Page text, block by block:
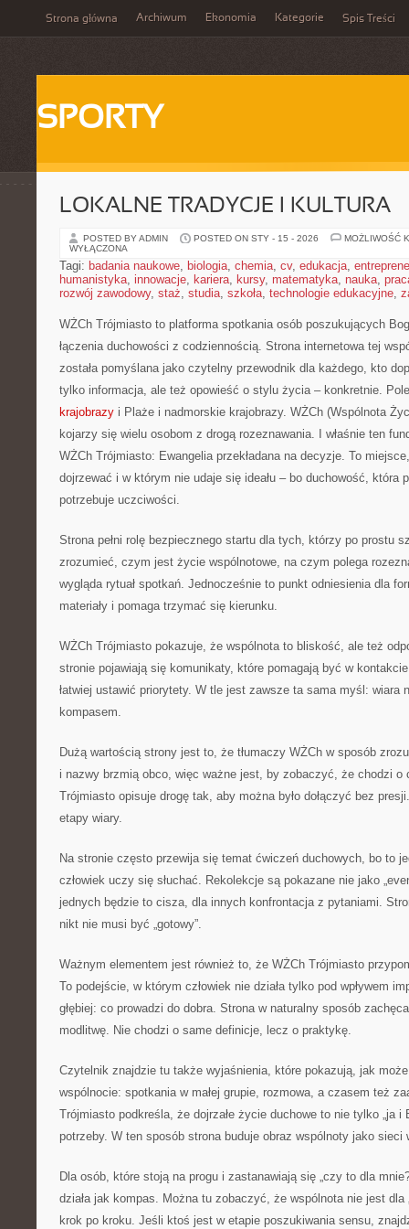
Strona główna Archiwum Ekonomia Kategorie Spis Treści
SPORTY
LOKALNE TRADYCJE I KULTURA
POSTED BY ADMIN POSTED ON STY - 15 - 2026
MOŻLIWOŚĆ
WYŁĄCZONA
Tagi: badania naukowe, biologia, chemia, cv, edukacja,
humanistyka, innowacje, kariera, kursy, matematyka, nauka,
rozwój zawodowy, staż, studia, szkoła, technologie edukacyjne,
WŻCh Trójmiasto to platforma spotkania osób poszukujących
łączenia duchowości z codziennością. Strona internetowa tej
została pomyślana jako czytelny przewodnik dla każdego, kto
tylko informacja, ale też opowieść o stylu życia – konkretnie.
krajobrazy i Plaże i nadmorskie krajobrazy. WŻCh (Wspólnota
kojarzy się wielu osobom z drogą rozeznawania. I właśnie ten
WŻCh Trójmiasto: Ewangelia przekładana na decyzje. To
dojrzewać i w którym nie udaje się ideału – bo duchowość, która
potrzebuje uczciwości.
Strona pełni rolę bezpiecznego startu dla tych, którzy po prostu
zrozumieć, czym jest życie wspólnotowe, na czym polega
wygląda rytuał spotkań. Jednocześnie to punkt odniesienia dla
materiały i pomaga trzymać się kierunku.
WŻCh Trójmiasto pokazuje, że wspólnota to bliskość, ale też
stronie pojawiają się komunikaty, które pomagają być w
łatwiej ustawić priorytety. W tle jest zawsze ta sama myśl: wiara
kompasem.
Dużą wartością strony jest to, że tłumaczy WŻCh w sposób
i nazwy brzmią obco, więc ważne jest, by zobaczyć, że chodzi o
Trójmiasto opisuje drogę tak, aby można było dołączyć bez
etapy wiary.
Na stronie często przewija się temat ćwiczeń duchowych, bo to
człowiek uczy się słuchać. Rekolekcje są pokazane nie jako
jednych będzie to cisza, dla innych konfrontacja z pytaniami.
nikt nie musi być „gotowy”.
Ważnym elementem jest również to, że WŻCh Trójmiasto
To podejście, w którym człowiek nie działa tylko pod wpływem
głębiej: co prowadzi do dobra. Strona w naturalny sposób
modlitwę. Nie chodzi o same definicje, lecz o praktykę.
Czytelnik znajdzie tu także wyjaśnienia, które pokazują, jak
wspólnocie: spotkania w małej grupie, rozmowa, a czasem też
Trójmiasto podkreśla, że dojrzałe życie duchowe to nie tylko „ja i
potrzeby. W ten sposób strona buduje obraz wspólnoty jako sieci
Dla osób, które stoją na progu i zastanawiają się „czy to dla
działa jak kompas. Można tu zobaczyć, że wspólnota nie jest dla
krok po kroku. Jeśli ktoś jest w etapie poszukiwania sensu,